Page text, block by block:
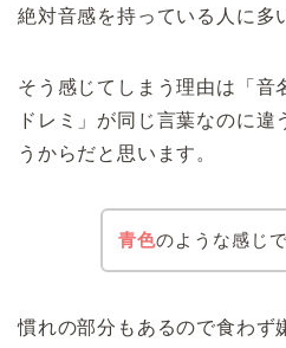
絶対音感を持っている人に多
そう感じてしまう理由は「音
ドレミ」が同じ言葉なのに違
うからだと思います。
青色のような感じ
慣れの部分もあるので食わず